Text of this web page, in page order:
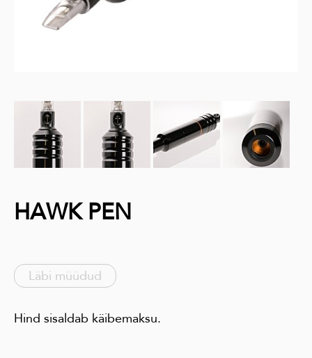
HAWK PEN
Läbi müüdud
Hind sisaldab käibemaksu.